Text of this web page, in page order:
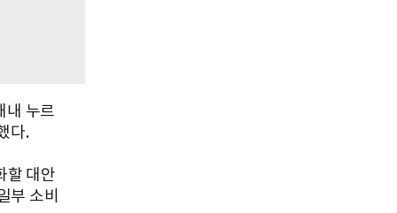
내 누르
다.
할 대안
부 소비